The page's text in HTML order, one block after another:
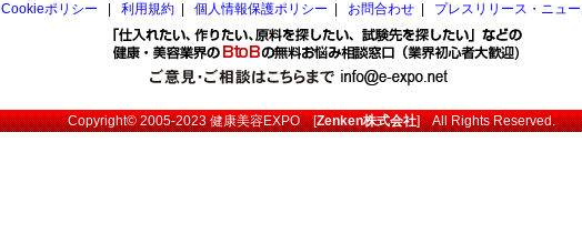
Cookieポリシー
利用規約 個人情報保護ポリシー お問合わせ プレスリリース・ニュ
Copyright© 2005-2023健康美容EXPO[Zenken株式会社] All Rights Reserved.